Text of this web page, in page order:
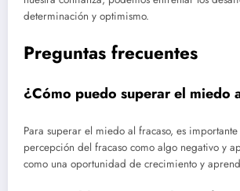
determinación y optimismo.
Preguntas frecuentes
¿Cómo puedo superar el miedo
Para superar el miedo al fracaso, es
percepción del fracaso como algo negativo y
como una oportunidad de crecimiento y